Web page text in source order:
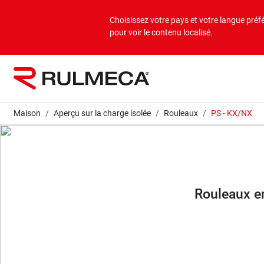
Choisissez votre pays et votre langue
pour voir le contenu localisé.
Maison Aperçu sur la charge isolée Rouleaux PS - KX/NX
Rouleaux